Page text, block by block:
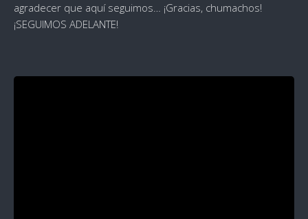
agradecer que aquí seguimos… ¡Gracias, chumachos!
¡SEGUIMOS ADELANTE!